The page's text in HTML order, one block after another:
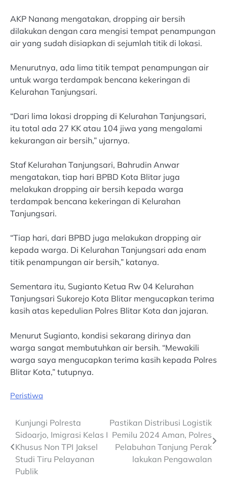
AKP Nanang mengatakan, dropping air bersih
dilakukan dengan cara mengisi tempat penampungan
air yang sudah disiapkan di sejumlah titik di lokasi.
Menurutnya, ada lima titik tempat penampungan air
untuk warga terdampak bencana kekeringan di
Kelurahan Tanjungsari.
“Dari lima lokasi dropping di Kelurahan Tanjungsari,
itu total ada 27 KK atau 104 jiwa yang mengalami
kekurangan air bersih,” ujarnya.
Staf Kelurahan Tanjungsari, Bahrudin Anwar
mengatakan, tiap hari BPBD Kota Blitar juga
melakukan dropping air bersih kepada warga
terdampak bencana kekeringan di Kelurahan
Tanjungsari.
“Tiap hari, dari BPBD juga melakukan dropping air
kepada warga. Di Kelurahan Tanjungsari ada enam
titik penampungan air bersih,” katanya.
Sementara itu, Sugianto Ketua Rw 04 Kelurahan
Tanjungsari Sukorejo Kota Blitar mengucapkan terima
kasih atas kepedulian Polres Blitar Kota dan jajaran.
Menurut Sugianto, kondisi sekarang dirinya dan
warga sangat membutuhkan air bersih. “Mewakili
warga saya mengucapkan terima kasih kepada Polres
Blitar Kota,” tutupnya.
Peristiwa
Post
navigation
Kunjungi Polresta
Sidoarjo, Imigrasi Kelas I
Khusus Non TPI Jaksel
Studi Tiru Pelayanan
Publik
Pastikan Distribusi Logistik
Pemilu 2024 Aman, Polres
Pelabuhan Tanjung Perak
lakukan Pengawalan